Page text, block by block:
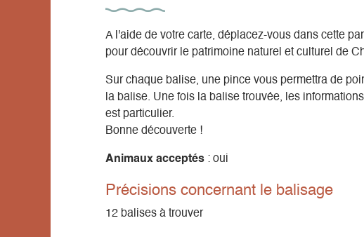
A l'aide de votre carte, déplacez-vous dans cette
pour découvrir le patrimoine naturel et culturel de
Sur chaque balise, une pince vous permettra de
la balise. Une fois la balise trouvée, les
est particulier.
Bonne découverte !
Animaux acceptés : oui
Précisions concernant le balisage
12 balises à trouver